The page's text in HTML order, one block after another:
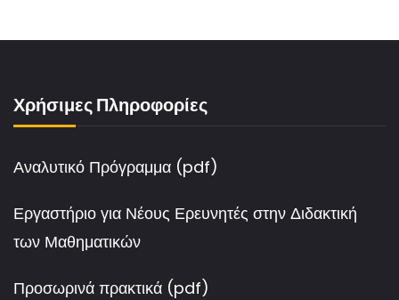
Χρήσιμες Πληροφορίες
Αναλυτικό Πρόγραμμα (pdf)
Εργαστήριο για Νέους Ερευνητές στην Διδακτική
των Μαθηματικών
Προσωρινά πρακτικά (pdf)